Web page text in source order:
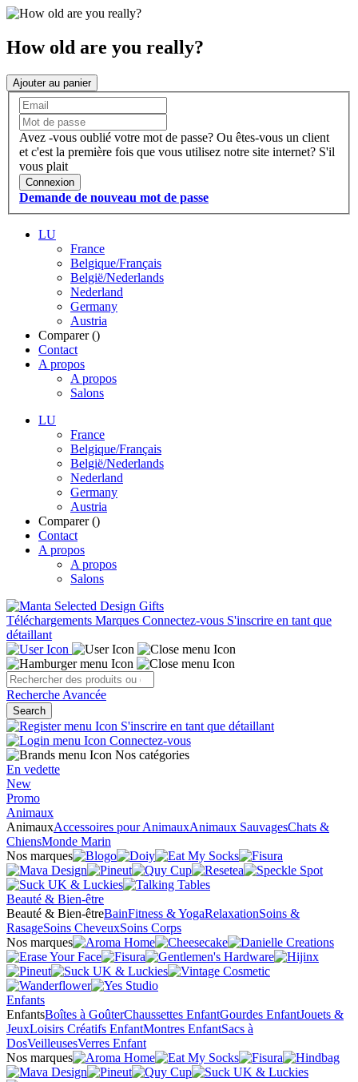
How old are you really?
Ajouter au panier
Avez -vous oublié votre mot de passe? Ou êtes-vous un client
et c'est la première fois que vous utilisez notre site internet? S'il
vous plait
Connexion
Demande de nouveau mot de passe
LU
France
Belgique/Français
België/Nederlands
Nederland
Germany
Austria
Comparer ()
Contact
A propos
A propos
Salons
LU
France
Belgique/Français
België/Nederlands
Nederland
Germany
Austria
Comparer ()
Contact
A propos
A propos
Salons
Téléchargements Marques Connectez-vous S'inscrire en tant que
détaillant
Recherche Avancée
Search
S'inscrire en tant que détaillant
Connectez-vous
Nos catégories
En vedette
New
Promo
Animaux
AnimauxAccessoires pour AnimauxAnimaux SauvagesChats &
ChiensMonde Marin
Nos marques
Beauté & Bien-être
Beauté & Bien-êtreBainFitness & YogaRelaxationSoins &
RasageSoins CheveuxSoins Corps
Nos marques
Enfants
EnfantsBoîtes à GoûterChaussettes EnfantGourdes EnfantJouets &
JeuxLoisirs Créatifs EnfantMontres EnfantSacs à
DosVeilleusesVerres Enfant
Nos marques